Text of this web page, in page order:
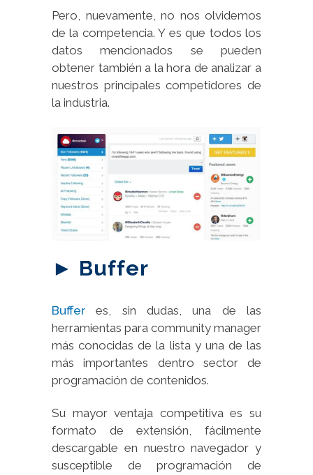
Pero, nuevamente, no nos olvidemos
de la competencia. Y es que todos los
datos mencionados se pueden
obtener también a la hora de analizar a
nuestros principales competidores de
la industria.
► Buffer
Buffer es, sin dudas, una de las
herramientas para community manager
más conocidas de la lista y una de las
más importantes dentro sector de
programación de contenidos.
Su mayor ventaja competitiva es su
formato de extensión, fácilmente
descargable en nuestro navegador y
susceptible de programación de